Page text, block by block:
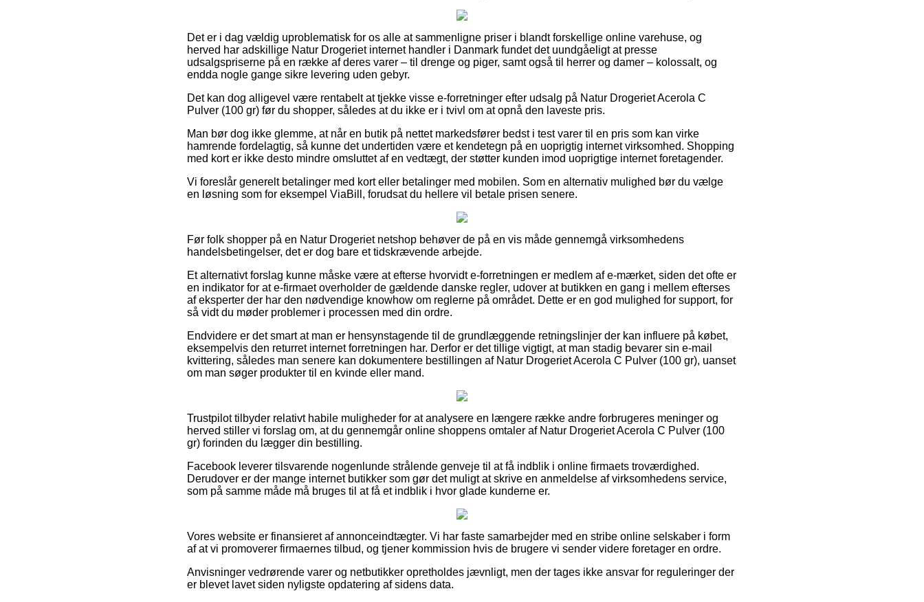
Det er i dag vældig uproblematisk for os alle at sammenligne priser i blandt forskellige online varehuse, og
herved har adskillige Natur Drogeriet internet handler i Danmark fundet det uundgåeligt at presse
udsalgspriserne på en række af deres varer – til drenge og piger, samt også til herrer og damer – kolossalt, og
endda nogle gange sikre levering uden gebyr.
Det kan dog alligevel være rentabelt at tjekke visse e-forretninger efter udsalg på Natur Drogeriet Acerola C
Pulver (100 gr) før du shopper, således at du ikke er i tvivl om at opnå den laveste pris.
Man bør dog ikke glemme, at når en butik på nettet markedsfører bedst i test varer til en pris som kan virke
hamrende fordelagtig, så kunne det undertiden være et kendetegn på en uoprigtig internet virksomhed. Shopping
med kort er ikke desto mindre omsluttet af en vedtægt, der støtter kunden imod uoprigtige internet foretagender.
Vi foreslår generelt betalinger med kort eller betalinger med mobilen. Som en alternativ mulighed bør du vælge
en løsning som for eksempel ViaBill, forudsat du hellere vil betale prisen senere.
Før folk shopper på en Natur Drogeriet netshop behøver de på en vis måde gennemgå virksomhedens
handelsbetingelser, det er dog bare et tidskrævende arbejde.
Et alternativt forslag kunne måske være at efterse hvorvidt e-forretningen er medlem af e-mærket, siden det ofte er
en indikator for at e-firmaet overholder de gældende danske regler, udover at butikken en gang i mellem efterses
af eksperter der har den nødvendige knowhow om reglerne på området. Dette er en god mulighed for support, for
så vidt du møder problemer i processen med din ordre.
Endvidere er det smart at man er hensynstagende til de grundlæggende retningslinjer der kan influere på købet,
eksempelvis den returret internet forretningen har. Derfor er det tillige vigtigt, at man stadig bevarer sin e-mail
kvittering, således man senere kan dokumentere bestillingen af Natur Drogeriet Acerola C Pulver (100 gr), uanset
om man søger produkter til en kvinde eller mand.
Trustpilot tilbyder relativt habile muligheder for at analysere en længere række andre forbrugeres meninger og
herved stiller vi forslag om, at du gennemgår online shoppens omtaler af Natur Drogeriet Acerola C Pulver (100
gr) forinden du lægger din bestilling.
Facebook leverer tilsvarende nogenlunde strålende genveje til at få indblik i online firmaets troværdighed.
Derudover er der mange internet butikker som gør det muligt at skrive en anmeldelse af virksomhedens service,
som på samme måde må bruges til at få et indblik i hvor glade kunderne er.
Vores website er finansieret af annonceindtægter. Vi har faste samarbejder med en stribe online selskaber i form
af at vi promoverer firmaernes tilbud, og tjener kommission hvis de brugere vi sender videre foretager en ordre.
Anvisninger vedrørende varer og netbutikker opretholdes jævnligt, men der tages ikke ansvar for reguleringer der
er blevet lavet siden nyligste opdatering af sidens data.